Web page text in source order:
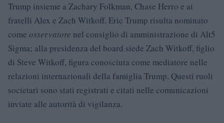
Trump insieme a Zachary Folkman, Chase Herro e ai
fratelli Alex e Zach Witkoff. Eric Trump risulta nominato
come osservatore nel consiglio di amministrazione di Alt5
Sigma; alla presidenza del board siede Zach Witkoff, figlio
di Steve Witkoff, figura conosciuta come mediatore nelle
relazioni internazionali della famiglia Trump. Questi ruoli
societari sono stati registrati e citati nelle comunicazioni
inviate alle autorità di vigilanza.